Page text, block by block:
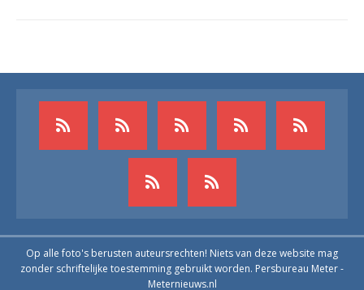
Op alle foto's berusten auteursrechten! Niets van deze website mag
zonder schriftelijke toestemming gebruikt worden. Persbureau Meter -
Meternieuws.nl